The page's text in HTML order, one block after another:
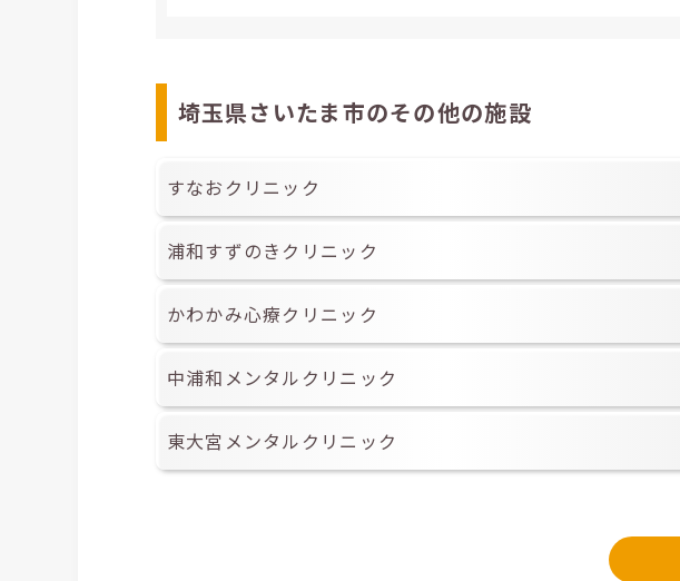
埼玉県さいたま市のその他の施設
すなおクリニック
浦和すずのきクリニック
かわかみ心療クリニック
中浦和メンタルクリニック
東大宮メンタルクリニック